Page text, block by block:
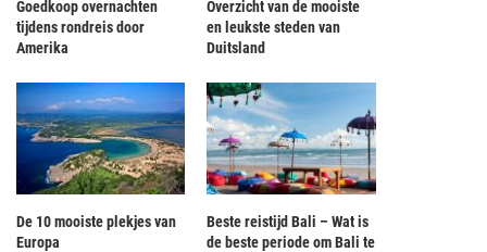
Goedkoop overnachten
tijdens rondreis door
Amerika
Overzicht van de mooiste
en leukste steden van
Duitsland
De 10 mooiste plekjes van
Europa
Beste reistijd Bali – Wat is
de beste periode om Bali te